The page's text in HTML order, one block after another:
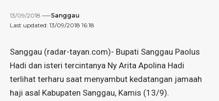
Last updated: 13/09/2018 16:18
13/09/2018 Sanggau
Sanggau (radar-tayan.com)- Bupati Sanggau Paolus
Hadi dan isteri tercintanya Ny Arita Apolina Hadi
terlihat terharu saat menyambut kedatangan jamaah
haji asal Kabupaten Sanggau, Kamis (13/9).